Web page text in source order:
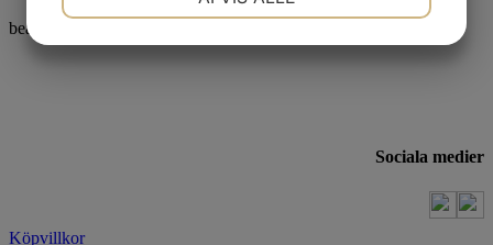
bea@beprofil.se
Sociala medier
Köpvillkor